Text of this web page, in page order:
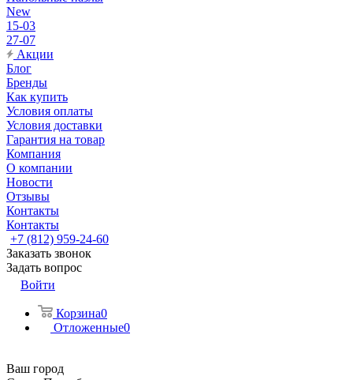
New
15-03
27-07
Акции
Блог
Бренды
Как купить
Условия оплаты
Условия доставки
Гарантия на товар
Компания
О компании
Новости
Отзывы
Контакты
Контакты
+7 (812) 959-24-60
Заказать звонок
Задать вопрос
Войти
Корзина0
Отложенные0
Ваш город